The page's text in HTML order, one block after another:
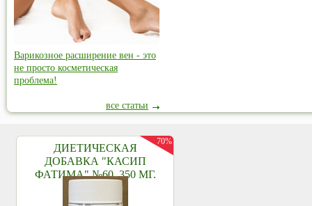
Варикозное расширение вен - это
не просто косметическая
проблема!
все статьи
ДИЕТИЧЕСКАЯ
ДОБАВКА "КАСИП
ФАТИМА" №60, 350 МГ.
70%